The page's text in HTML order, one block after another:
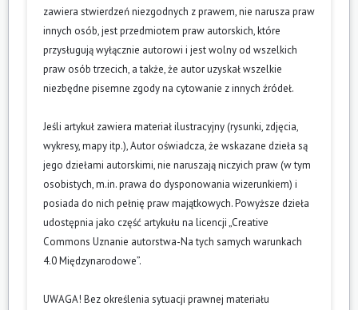
zawiera stwierdzeń niezgodnych z prawem, nie narusza praw
innych osób, jest przedmiotem praw autorskich, które
przysługują wyłącznie autorowi i jest wolny od wszelkich
praw osób trzecich, a także, że autor uzyskał wszelkie
niezbędne pisemne zgody na cytowanie z innych źródeł.
Jeśli artykuł zawiera materiał ilustracyjny (rysunki, zdjęcia,
wykresy, mapy itp.), Autor oświadcza, że wskazane dzieła są
jego dziełami autorskimi, nie naruszają niczyich praw (w tym
osobistych, m.in. prawa do dysponowania wizerunkiem) i
posiada do nich pełnię praw majątkowych. Powyższe dzieła
udostępnia jako część artykułu na licencji „Creative
Commons Uznanie autorstwa-Na tych samych warunkach
4.0 Międzynarodowe”.
UWAGA! Bez określenia sytuacji prawnej materiału